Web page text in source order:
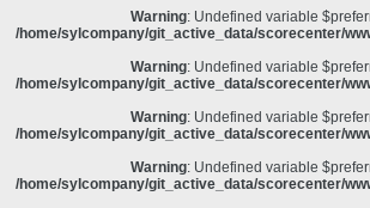
Warning: Undefined variable
/home/sylcompany/git_active_data/scorecenter/
Warning: Undefined variable
/home/sylcompany/git_active_data/scorecenter/
Warning: Undefined variable
/home/sylcompany/git_active_data/scorecenter/
Warning: Undefined variable
/home/sylcompany/git_active_data/scorecenter/